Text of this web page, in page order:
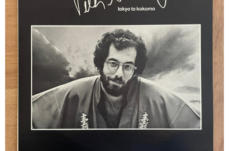
取り置きなどについて
Categories
New Arrivals
GG RECORD （当店のレーベル）
全商品